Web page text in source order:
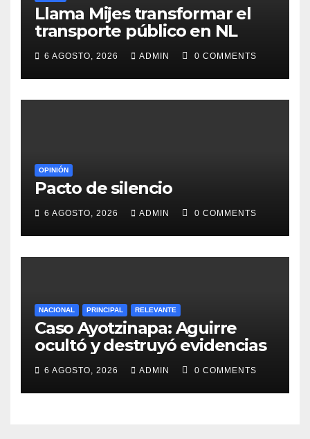
Llama Mijes transformar el
transporte público en NL
6 AGOSTO, 2026 ADMIN 0 COMMENTS
OPINIÓN
Pacto de silencio
6 AGOSTO, 2026 ADMIN 0 COMMENTS
NACIONAL PRINCIPAL RELEVANTE
Caso Ayotzinapa: Aguirre
ocultó y destruyó evidencias
6 AGOSTO, 2026 ADMIN 0 COMMENTS